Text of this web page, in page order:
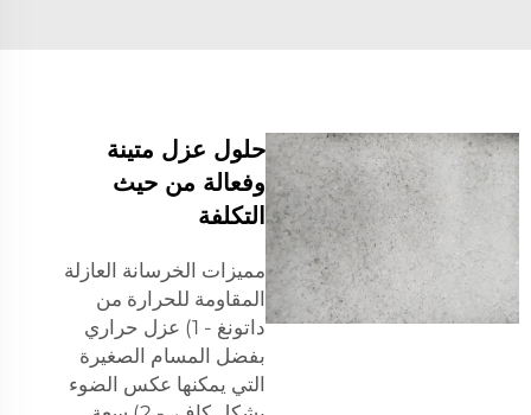
حلول عزل متينة
وفعالة من حيث
التكلفة
مميزات الخرسانة العازلة
المقاومة للحرارة من
داتونغ - 1) عزل حراري
بفضل المسام الصغيرة
التي يمكنها عكس الضوء